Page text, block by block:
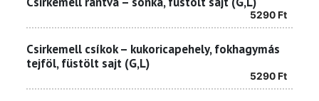
5290Ft
Csirkemell csíkok – kukoricapehely, fokhagymás
tejföl, füstölt sajt (G,L)
5290Ft